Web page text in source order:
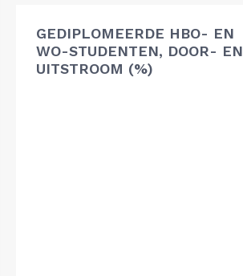
GEDIPLOMEERDE HBO- EN
WO-STUDENTEN, DOOR- EN
UITSTROOM (%)